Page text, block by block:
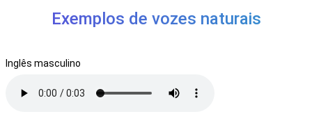
Exemplos de vozes naturais
Inglês masculino